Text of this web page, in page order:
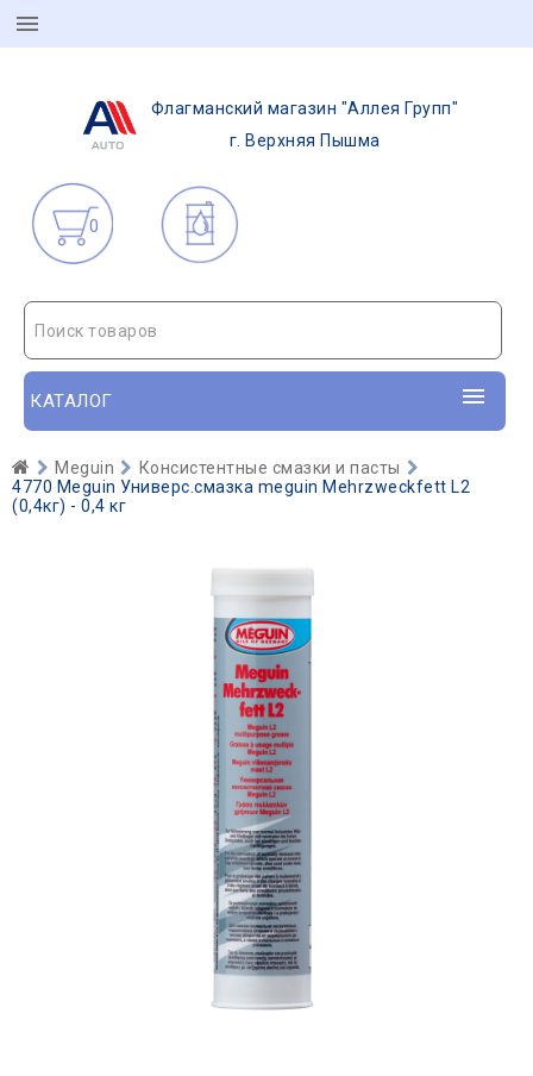
Флагманский магазин "Аллея Групп"
г. Верхняя Пышма
0
Поиск товаров
КАТАЛОГ
Meguin
Консистентные смазки и пасты
4770 Meguin Универс.смазка meguin Mehrzweckfett L2
(0,4кг) - 0,4 кг